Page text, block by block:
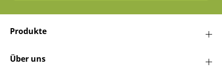
Produkte
Über uns